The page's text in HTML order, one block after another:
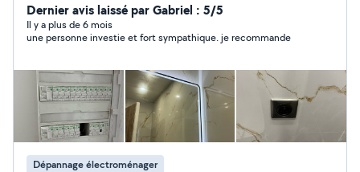
Dernier avis laissé par Gabriel : 5/5
Il y a plus de 6 mois
une personne investie et fort sympathique. je recommande
Dépannage électroménager